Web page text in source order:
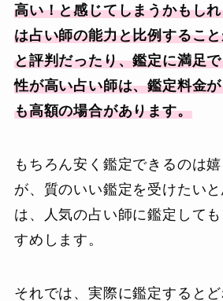
高い！と感じてしまうかもし
は占い師の能力と比例するこ
と評判だったり、鑑定に満足
性が高い占い師は、鑑定料金
も高額の場合があります。
もちろん安く鑑定できるのは
が、質のいい鑑定を受けたい
は、人気の占い師に鑑定して
すめします。
それでは、実際に鑑定すると